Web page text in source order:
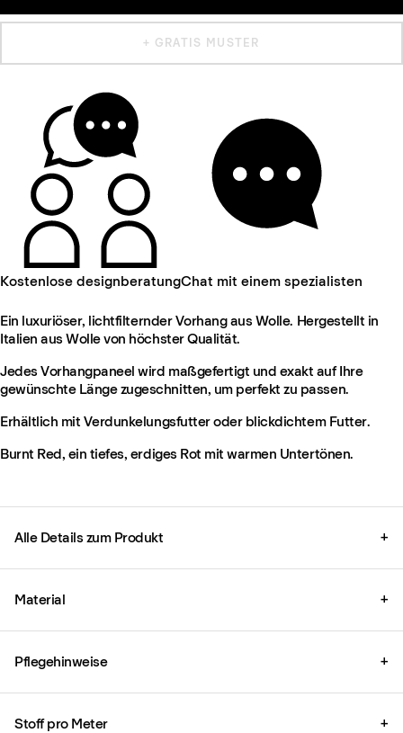
+ GRATIS MUSTER
Kostenlose designberatungChat mit einem spezialisten
Ein luxuriöser, lichtfilternder Vorhang aus Wolle. Hergestellt in
Italien aus Wolle von höchster Qualität.
Jedes Vorhangpaneel wird maßgefertigt und exakt auf Ihre
gewünschte Länge zugeschnitten, um perfekt zu passen.
Erhältlich mit Verdunkelungsfutter oder blickdichtem Futter.
Burnt Red, ein tiefes, erdiges Rot mit warmen Untertönen.
Alle Details zum Produkt +
Material +
Pflegehinweise +
Stoff pro Meter +